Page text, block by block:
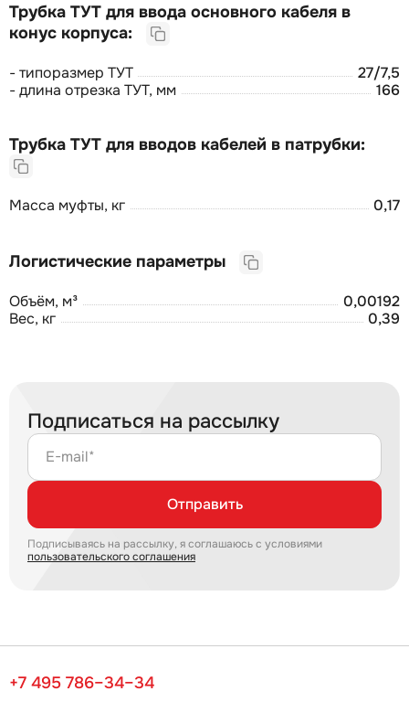
Трубка ТУТ для ввода основного кабеля в
конус корпуса:
- типоразмер ТУТ
27/7,5
- длина отрезка ТУТ, мм
166
Трубка ТУТ для вводов кабелей в патрубки:
Масса муфты, кг 0,17
Логистические параметры
Объём, м³
0,00192
Вес, кг
0,39
Подписаться на рассылку
E-mail*
Отправить
Подписываясь на рассылку, я соглашаюсь с условиями
пользовательского соглашения
+7 495 786–34–34